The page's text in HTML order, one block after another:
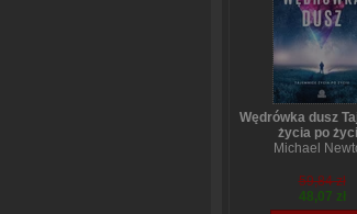
Wędrówka dusz
życia po
Michael
59,84 zł
48,07 zł